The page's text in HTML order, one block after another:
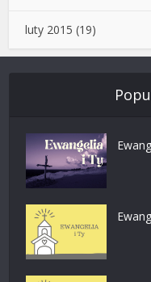
luty 2015 (19)